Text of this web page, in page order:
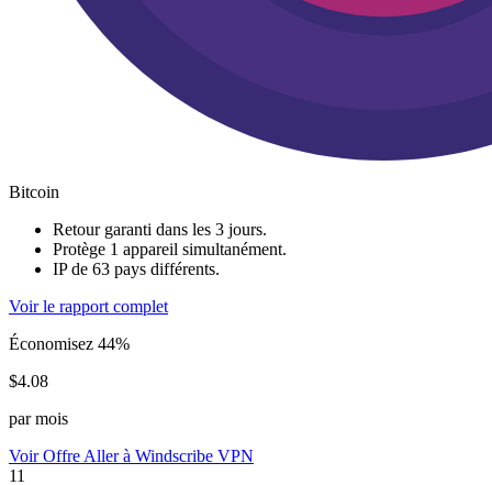
Bitcoin
Retour garanti dans les 3 jours.
Protège 1 appareil simultanément.
IP de 63 pays différents.
Voir le rapport complet
Économisez 44%
$4.08
par mois
Voir Offre Aller à Windscribe VPN
11